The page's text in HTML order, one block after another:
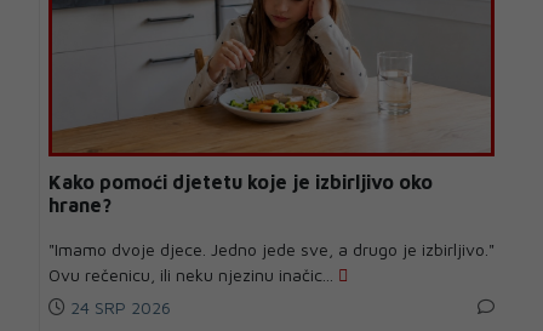
Kako pomoći djetetu koje je izbirljivo oko
hrane?
"Imamo dvoje djece. Jedno jede sve, a drugo je izbirljivo."
Ovu rečenicu, ili neku njezinu inačic...
24 SRP 2026